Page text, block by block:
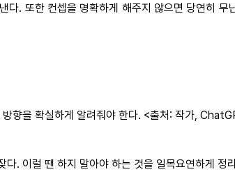
. 또한 컨셉을 명확하게 해주지 않으면 당연히
향을 확실하게 알려줘야 한다. <출처: 작가,
. 이럴 땐 하지 말아야 하는 것을 일목요연하게